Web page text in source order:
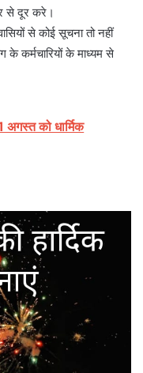
से दूर करे।
से कोई सूचना तो नहीं
के कर्मचारियों के माध्यम से
अगस्त को धार्मिक